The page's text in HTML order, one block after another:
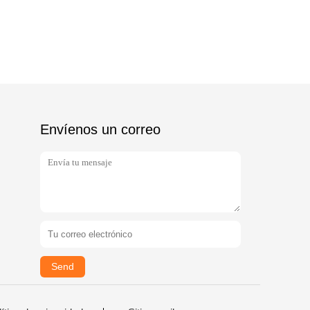
Envíenos un correo
Send